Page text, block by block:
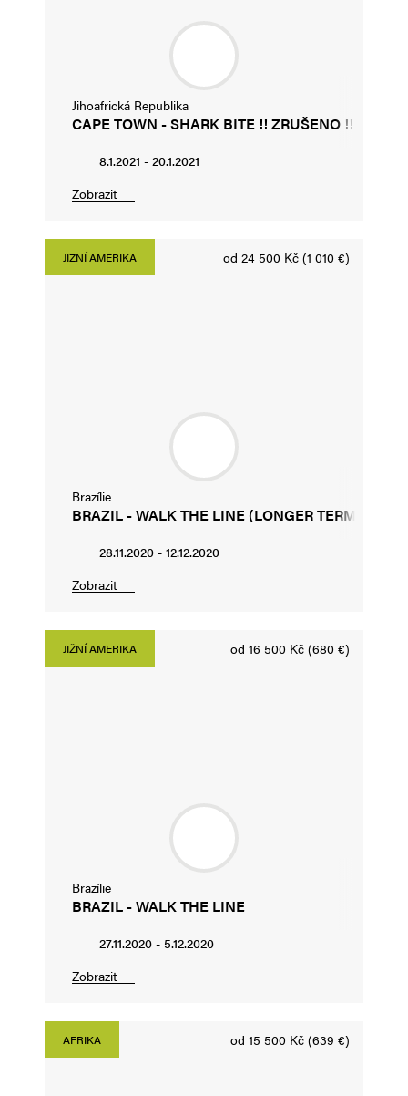
Jihoafrická Republika
CAPE TOWN - SHARK BITE !! ZRUŠENO !!
8.1.2021 - 20.1.2021
Zobrazit
JIŽNÍ AMERIKA od 24 500 Kč (1 010 €)
Brazílie
BRAZIL - WALK THE LINE (LONGER TERM)
28.11.2020 - 12.12.2020
Zobrazit
JIŽNÍ AMERIKA od 16 500 Kč (680 €)
Brazílie
BRAZIL - WALK THE LINE
27.11.2020 - 5.12.2020
Zobrazit
AFRIKA od 15 500 Kč (639 €)